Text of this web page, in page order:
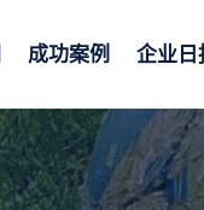
成功案例 企业日